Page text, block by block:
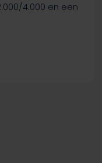
4.000 en een